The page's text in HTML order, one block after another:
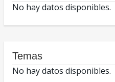
No hay datos disponibles.
Temas
No hay datos disponibles.